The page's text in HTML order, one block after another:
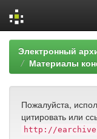
Skip
navigation
Электронный
Материалы
Пожалуйста,
цитировать или
http://